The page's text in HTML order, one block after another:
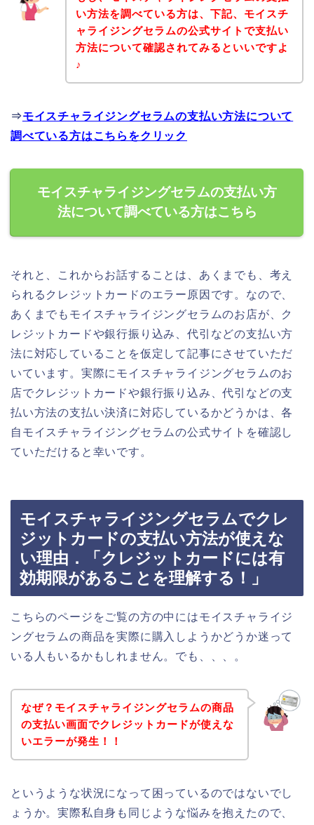
い方法を調べている方は、下記、モイスチ
ャライジングセラムの公式サイトで支払い
方法について確認されてみるといいですよ
♪
⇒モイスチャライジングセラムの支払い方法について
調べている方はこちらをクリック
モイスチャライジングセラムの支払い方
法について調べている方はこちら
それと、これからお話することは、あくまでも、考え
られるクレジットカードのエラー原因です。なので、
あくまでもモイスチャライジングセラムのお店が、ク
レジットカードや銀行振り込み、代引などの支払い方
法に対応していることを仮定して記事にさせていただ
いています。実際にモイスチャライジングセラムのお
店でクレジットカードや銀行振り込み、代引などの支
払い方法の支払い決済に対応しているかどうかは、各
自モイスチャライジングセラムの公式サイトを確認し
ていただけると幸いです。
モイスチャライジングセラムでクレ
ジットカードの支払い方法が使えな
い理由．「クレジットカードには有
効期限があることを理解する！」
こちらのページをご覧の方の中にはモイスチャライジ
ングセラムの商品を実際に購入しようかどうか迷って
いる人もいるかもしれません。でも、、、。
なぜ？モイスチャライジングセラムの商品
の支払い画面でクレジットカードが使えな
いエラーが発生！！
というような状況になって困っているのではないでし
ょうか。実際私自身も同じような悩みを抱えたので、